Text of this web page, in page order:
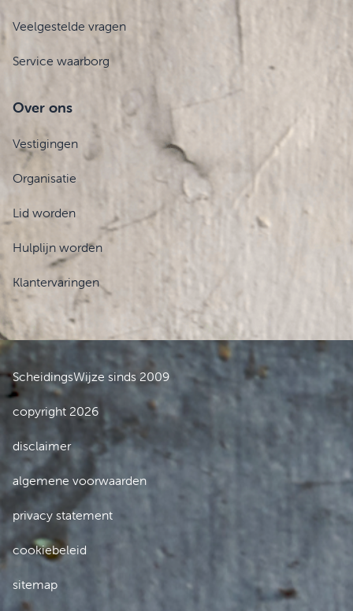
Veelgestelde vragen
Service waarborg
Over ons
Vestigingen
Organisatie
Lid worden
Hulplijn worden
Klantervaringen
ScheidingsWijze sinds 2009
copyright 2026
disclaimer
algemene voorwaarden
privacy statement
cookiebeleid
sitemap